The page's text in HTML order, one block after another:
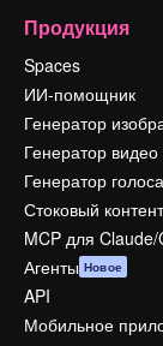
Продукция
Spaces
ИИ-помощник
Генератор
Генератор
Генератор
Стоковый контент
MCP для
Агенты Новое
API
Мобильное